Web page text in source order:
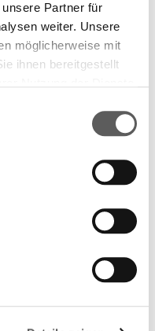
Partner für
weiter. Unsere
möglicherweise mit
ihnen bereitgestellt